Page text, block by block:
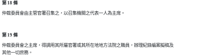
第 18 條
第 19 條
仲裁委員會之主席，得調用其所屬官署或其所在地地方法院之職員，辦理紀錄編案擬稿及